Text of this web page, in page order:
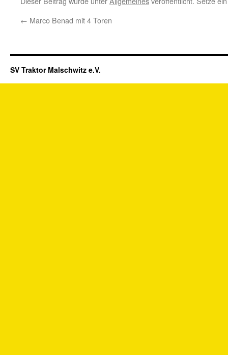
← Marco Benad mit 4 Toren
SV Traktor Malschwitz e.V.